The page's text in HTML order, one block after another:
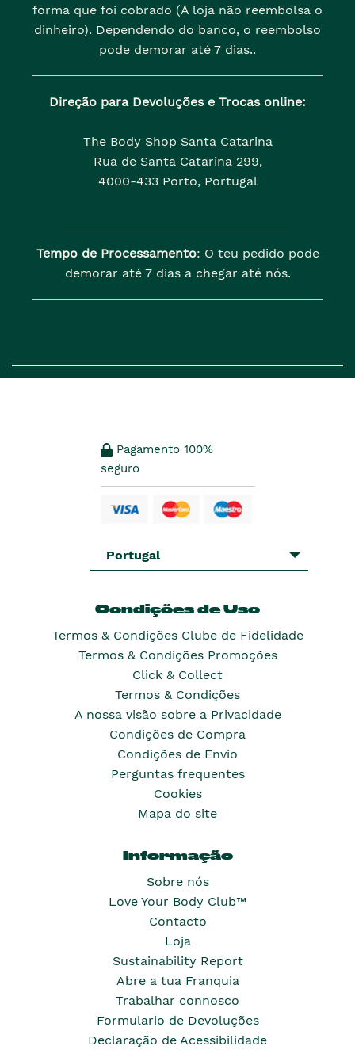
forma que foi cobrado (A loja não reembolsa o
dinheiro). Dependendo do banco, o reembolso
pode demorar até 7 dias..
Direção para Devoluções e Trocas online:
The Body Shop Santa Catarina
Rua de Santa Catarina 299,
4000-433 Porto, Portugal
Tempo de Processamento: O teu pedido pode
demorar até 7 dias a chegar até nós.
Pagamento 100%
seguro
Portugal
Condições de Uso
Termos & Condições Clube de Fidelidade
Termos & Condições Promoções
Click & Collect
Termos & Condições
A nossa visão sobre a Privacidade
Condições de Compra
Condições de Envio
Perguntas frequentes
Cookies
Mapa do site
Informação
Sobre nós
Love Your Body Club™
Contacto
Loja
Sustainability Report
Abre a tua Franquia
Trabalhar connosco
Formulario de Devoluções
Declaração de Acessibilidade